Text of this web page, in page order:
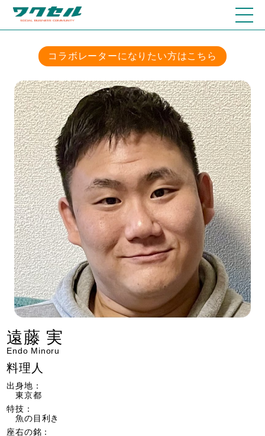
コラボレーターになりたい方はこちら
遠藤 実
Endo Minoru
料理人
出身地：
東京都
特技：
魚の目利き
座右の銘：